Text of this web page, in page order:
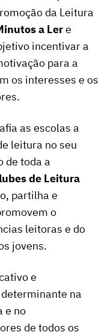
da Leitura
a Lere
incentivar a
para a
os interesses e os
as escolas a
leitura no seu
de toda a
de Leitura
partilha e
o
leitoras e do
jovens.
e
na
e no
de todos os